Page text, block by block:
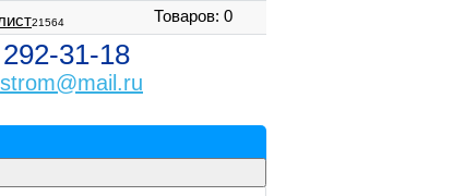
21564 Товаров: 0
31-18